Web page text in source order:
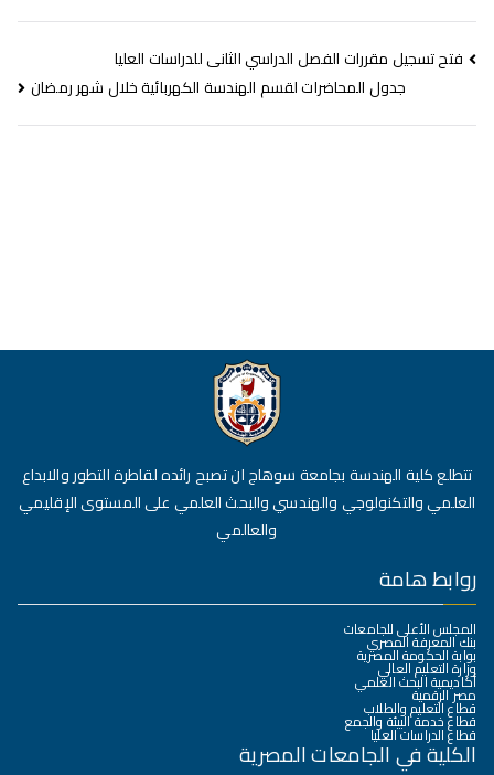
فتح تسجيل مقررات الفصل الدراسي الثانى للدراسات العليا
جدول المحاضرات لقسم الهندسة الكهربائية خلال شهر رمضان
تتطلع كلية الهندسة بجامعة سوهاج ان تصبح رائده لقاطرة التطور والابداع
العلمي والتكنولوجي والهندسي والبحث العلمي على المستوى الإقليمي
والعالمي
روابط هامة
المجلس الأعلى للجامعات
بنك المعرفة المصري
بوابة الحكومة المصرية
وزارة التعليم العالي
أكاديمية البحث العلمي
مصر الرقمية
قطاع التعليم والطلاب
قطاع خدمة البيئة والجمع
قطاع الدراسات العليا
الكلية في الجامعات المصرية